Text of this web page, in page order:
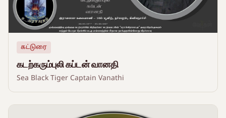
கட்டுரை
கடற்கரும்புலி கப்டன் வானதி
Sea Black Tiger Captain Vanathi